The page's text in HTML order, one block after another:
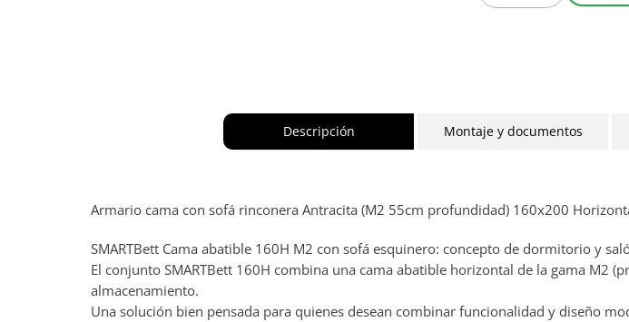
Descripción Montaje y documentos
Armario cama con sofá rinconera Antracita (M2 55cm profundidad) 160x200
SMARTBett Cama abatible 160H M2 con sofá esquinero: concepto de dormitorio y
El conjunto SMARTBett 160H combina una cama abatible horizontal de la gama M2
almacenamiento.
Una solución bien pensada para quienes desean combinar funcionalidad y diseño